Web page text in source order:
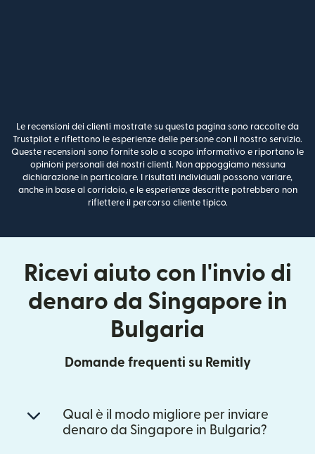
Le recensioni dei clienti mostrate su questa pagina sono raccolte da
Trustpilot e riflettono le esperienze delle persone con il nostro servizio.
Queste recensioni sono fornite solo a scopo informativo e riportano le
opinioni personali dei nostri clienti. Non appoggiamo nessuna
dichiarazione in particolare. I risultati individuali possono variare,
anche in base al corridoio, e le esperienze descritte potrebbero non
riflettere il percorso cliente tipico.
Ricevi aiuto con l'invio di
denaro da Singapore in
Bulgaria
Domande frequenti su Remitly
Qual è il modo migliore per inviare
denaro da Singapore in Bulgaria?